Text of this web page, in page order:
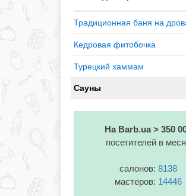
Традиционная баня на
Кедровая фитобочка
Турецкий хаммам
Сауны
На Barb.ua > 350
посетителей в
салонов:8138
мастеров: 14446